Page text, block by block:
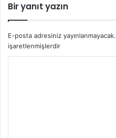
Bir yanıt yazın
E-posta adresiniz yayınlanmayacak.
işaretlenmişlerdir